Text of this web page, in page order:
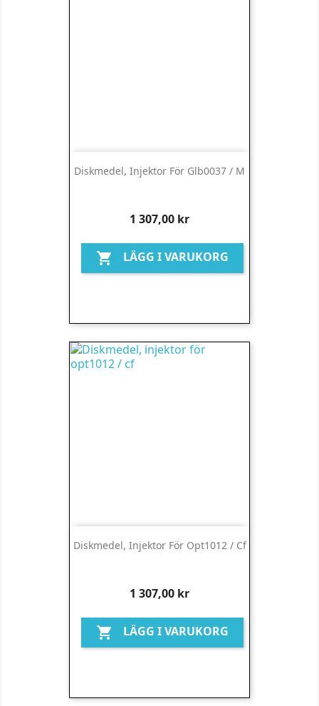
Diskmedel, Injektor För Glb0037 / M
Pris
1 307,00 kr
 LÄGG I VARUKORG
Diskmedel, Injektor För Opt1012 / Cf
Pris
1 307,00 kr
 LÄGG I VARUKORG